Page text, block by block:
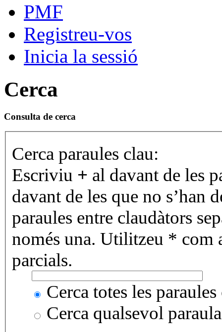
PMF
Registreu-vos
Inicia la sessió
Cerca
Consulta de cerca
Cerca paraules clau:
Escriviu + al davant de les
davant de les que no s’han
paraules entre claudàtors
només una. Utilitzeu * com
parcials.
Cerca totes les
Cerca qualsevol paraula